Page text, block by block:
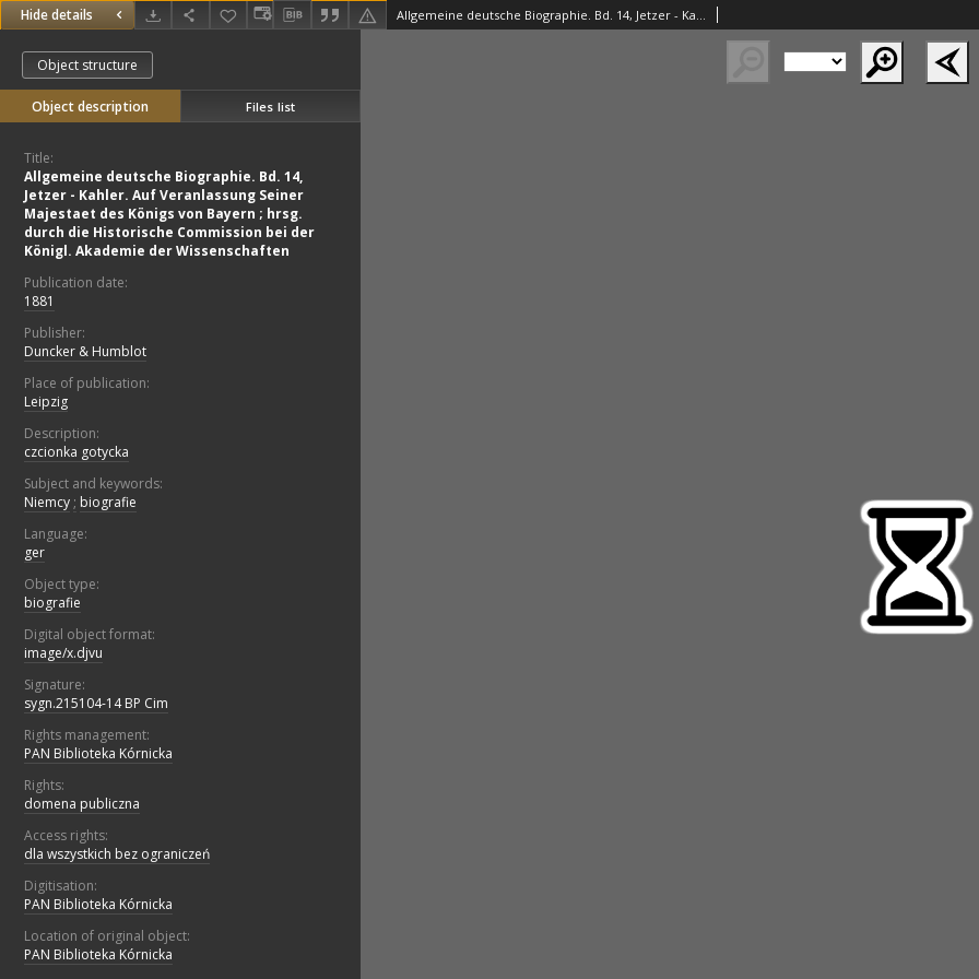
Hide details Allgemeine deutsche Biographie. Bd. 14, Jetzer - Kahler. Auf Veranlassung Seiner Majestaet des Königs von Bayern ; hrsg. durch die Historische Commission bei der Königl. Akademie der Wissenschaften
Object structure
Object description Files list
Title:
Allgemeine deutsche Biographie. Bd. 14,
Jetzer - Kahler. Auf Veranlassung Seiner
Majestaet des Königs von Bayern ; hrsg.
durch die Historische Commission bei der
Königl. Akademie der Wissenschaften
Publication date:
1881
Publisher:
Duncker & Humblot
Place of publication:
Leipzig
Description:
czcionka gotycka
Subject and keywords:
Niemcy ; biografie
Language:
ger
Object type:
biografie
Digital object format:
image/x.djvu
Signature:
sygn.215104-14 BP Cim
Rights management:
PAN Biblioteka Kórnicka
Rights:
domena publiczna
Access rights:
dla wszystkich bez ograniczeń
Digitisation:
PAN Biblioteka Kórnicka
Location of original object:
PAN Biblioteka Kórnicka